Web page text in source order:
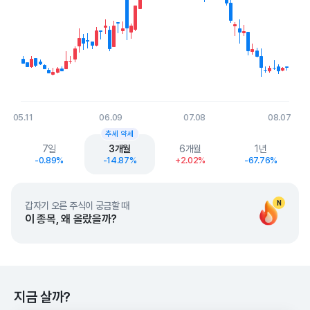
05.11 06.09 07.08 08.07
End of interactive chart.
7일
-0.89%
3개월
-14.87%
추세 약세
6개월
+2.02%
1년
-67.76%
N
갑자기 오른 주식이 궁금할 때
이 종목, 왜 올랐을까?
지금 살까?